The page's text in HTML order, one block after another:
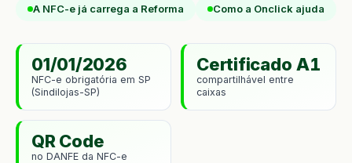
A NFC-e já carrega a Reforma
Como a Onclick ajuda
01/01/2026
NFC-e obrigatória em SP
(Sindilojas-SP)
Certificado A1
compartilhável entre
caixas
QR Code
no DANFE da NFC-e